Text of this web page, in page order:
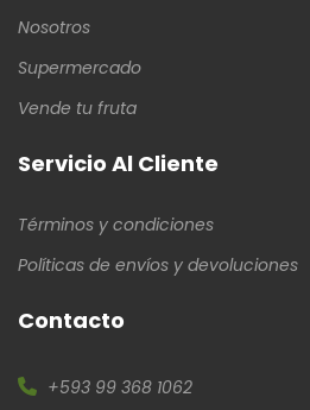
Nosotros
Supermercado
Vende tu fruta
Servicio Al Cliente
Términos y condiciones
Políticas de envíos y devoluciones
Contacto
+593 99 368 1062